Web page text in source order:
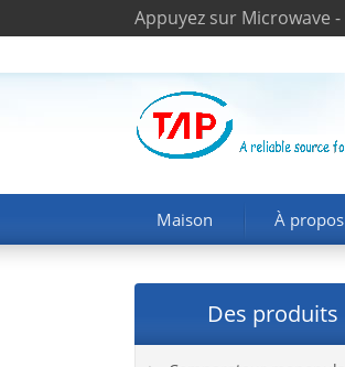
Appuyez sur Microwave
Maison À
Des produits